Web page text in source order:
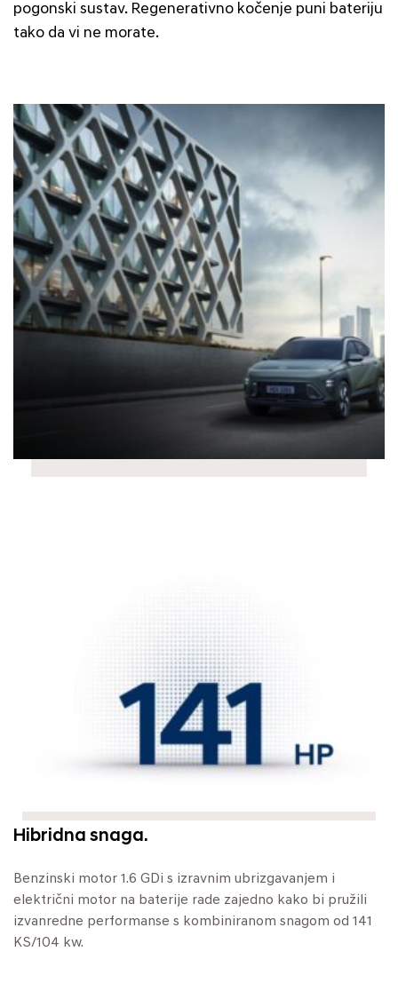
pogonski sustav. Regenerativno kočenje puni bateriju
tako da vi ne morate.
Hibridna snaga.
Benzinski motor 1.6 GDi s izravnim ubrizgavanjem i
električni motor na baterije rade zajedno kako bi pružili
izvanredne performanse s kombiniranom snagom od 141
KS/104 kw.